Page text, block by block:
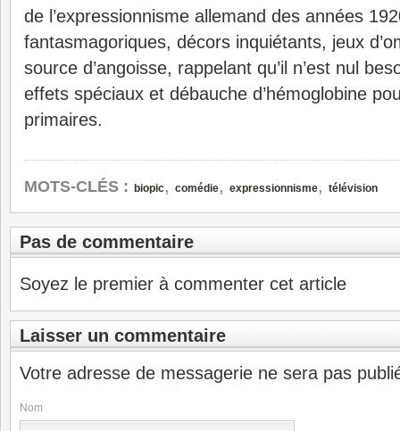
de l’expressionnisme allemand des années
fantasmagoriques, décors inquiétants, jeux
source d’angoisse, rappelant qu’il n’est nul
effets spéciaux et débauche d’hémoglobine
primaires.
MOTS-CLÉS : biopic, comédie, expressionnisme, télévision
Pas de commentaire
Soyez le premier à commenter cet article
Laisser un commentaire
Votre adresse de messagerie ne sera pas
Nom